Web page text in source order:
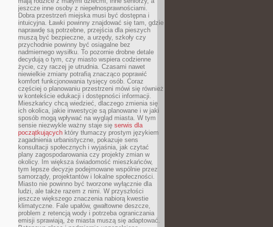
jeszcze inne osoby z niepełnosprawnościami.
Dobra przestrzeń miejska musi być dostępna i
intuicyjna. Ławki powinny znajdować się tam, gdzie
naprawdę są potrzebne, przejścia dla pieszych
muszą być bezpieczne, a urzędy, szkoły czy
przychodnie powinny być osiągalne bez
nadmiernego wysiłku. To pozornie drobne detale
decydują o tym, czy miasto wspiera codzienne
życie, czy raczej je utrudnia. Czasami nawet
niewielkie zmiany potrafią znacząco poprawić
komfort funkcjonowania tysięcy osób. Coraz
częściej o planowaniu przestrzeni mówi się również
w kontekście edukacji i dostępności informacji.
Mieszkańcy chcą wiedzieć, dlaczego zmienia się
ich okolica, jakie inwestycje są planowane i w jaki
sposób mogą wpływać na wygląd miasta. W tym
sensie niezwykle ważny staje się serwis dla
początkujących który tłumaczy prostym językiem
zagadnienia urbanistyczne, pokazuje sens
konsultacji społecznych i wyjaśnia, jak czytać
plany zagospodarowania czy projekty zmian w
okolicy. Im większa świadomość mieszkańców,
tym lepsze decyzje podejmowane wspólnie przez
samorządy, projektantów i lokalne społeczności.
Miasto nie powinno być tworzone wyłącznie dla
ludzi, ale także razem z nimi. W przyszłości
jeszcze większego znaczenia nabiorą kwestie
klimatyczne. Fale upałów, gwałtowne deszcze,
problem z retencją wody i potrzeba ograniczania
emisji sprawiają, że miasta muszą się adaptować.